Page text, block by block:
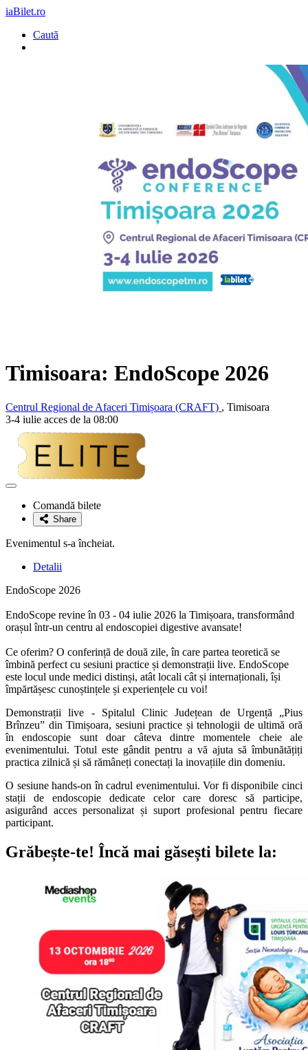
iaBilet.ro
Caută
Timisoara: EndoScope 2026
Centrul Regional de Afaceri Timișoara (CRAFT) , Timisoara
3-4 iulie acces de la 08:00
Adaugă
favoriteComandă bilete
Share
Evenimentul s-a încheiat.
Detalii
EndoScope 2026
EndoScope revine în 03 - 04 iulie 2026 la Timișoara, transformând
orașul într-un centru al endoscopiei digestive avansate!
Ce oferim? O conferință de două zile, în care partea teoretică se
îmbină perfect cu sesiuni practice și demonstrații live. EndoScope
este locul unde medici distinși, atât locali cât și internaționali, își
împărtășesc cunoștințele și experiențele cu voi!
Demonstrații live - Spitalul Clinic Județean de Urgență „Pius
Brînzeu” din Timișoara, sesiuni practice și tehnologii de ultimă oră
în endoscopie sunt doar câteva dintre momentele cheie ale
evenimentului. Totul este gândit pentru a vă ajuta să îmbunătățiți
practica zilnică și să rămâneți conectați la inovațiile din domeniu.
O sesiune hands-on în cadrul evenimentului. Vor fi disponibile cinci
stații de endoscopie dedicate celor care doresc să participe,
asigurând acces personalizat și suport profesional pentru fiecare
participant.
Grăbește-te! Încă mai găsești bilete la: